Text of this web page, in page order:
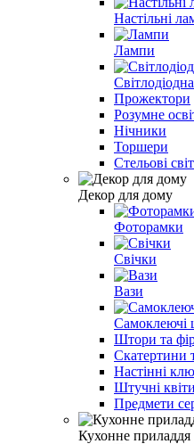
Настільні
Лампи
Прожектори
Розумне
Нічники
Торшери
Стельові
Декор для дому
Фоторамки
Свічки
Вази
Самоклеючі
Штори та
Скатертини
Настінні
Штучні квіти
Предмети
Кухонне приладдя